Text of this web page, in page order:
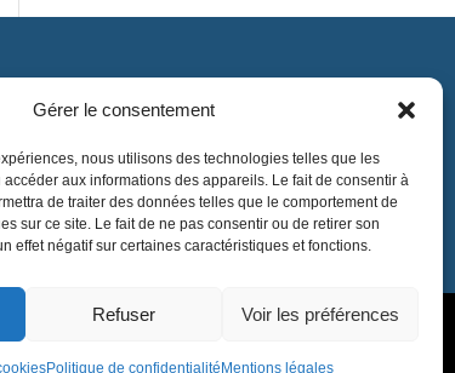
Gérer le consentement
nous utilisons des technologies telles que les
aux informations des appareils. Le fait de consentir à
de traiter des données telles que le comportement de
sur ce site. Le fait de ne pas consentir ou de retirer son
effet négatif sur certaines caractéristiques et fonctions.
Refuser Voir les préférences
Politique de confidentialité Mentions légales
contact@lnea-audition.com
+33 (0)1 34 67 67 17